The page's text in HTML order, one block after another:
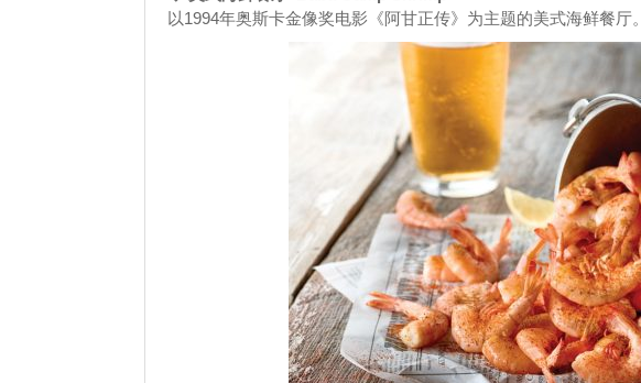
以1994年奥斯卡金像奖电影《阿甘正传》为主题的美式海鲜餐厅。